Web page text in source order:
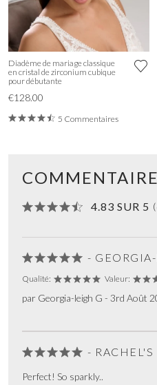
Diadème de mariage classique
en cristal de zirconium cubique
pour débutante
€128.00
5 Commentaires
4.83 SUR 5
-
Qualité: Valeur:
par Georgia-leigh G - 3rd Août
-
Perfect! So sparkly..